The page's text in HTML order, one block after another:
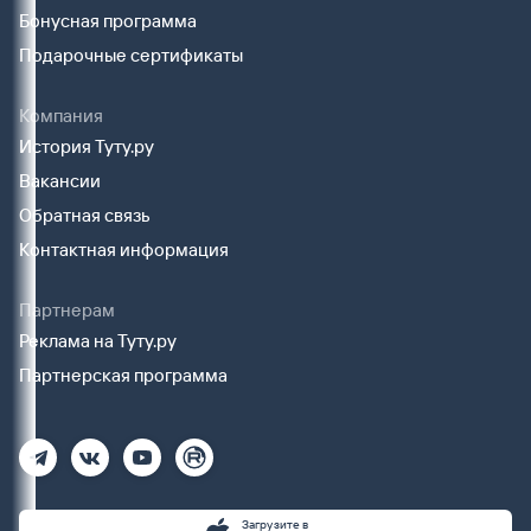
Бонусная программа
Подарочные сертификаты
Компания
История Туту.ру
Вакансии
Обратная связь
Контактная информация
Партнерам
Реклама на Туту.ру
Партнерская программа
Загрузите в